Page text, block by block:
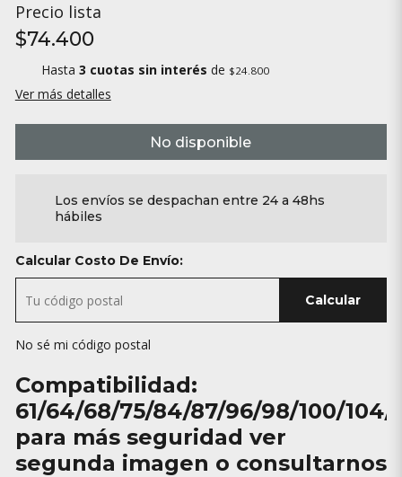
Precio lista
$74.400
Hasta 3 cuotas sin interés de $24.800
Ver más detalles
No disponible
Los envíos se despachan entre 24 a 48hs
hábiles
Calcular Costo De Envío:
Calcular
No sé mi código postal
Compatibilidad:
61/64/68/75/84/87/96/98/100/104/
para más seguridad ver
segunda imagen o consultarnos